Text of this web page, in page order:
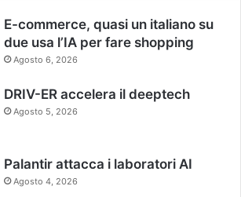
E-commerce, quasi un italiano su
due usa l’IA per fare shopping
Agosto 6, 2026
DRIV-ER accelera il deeptech
Agosto 5, 2026
Palantir attacca i laboratori AI
Agosto 4, 2026